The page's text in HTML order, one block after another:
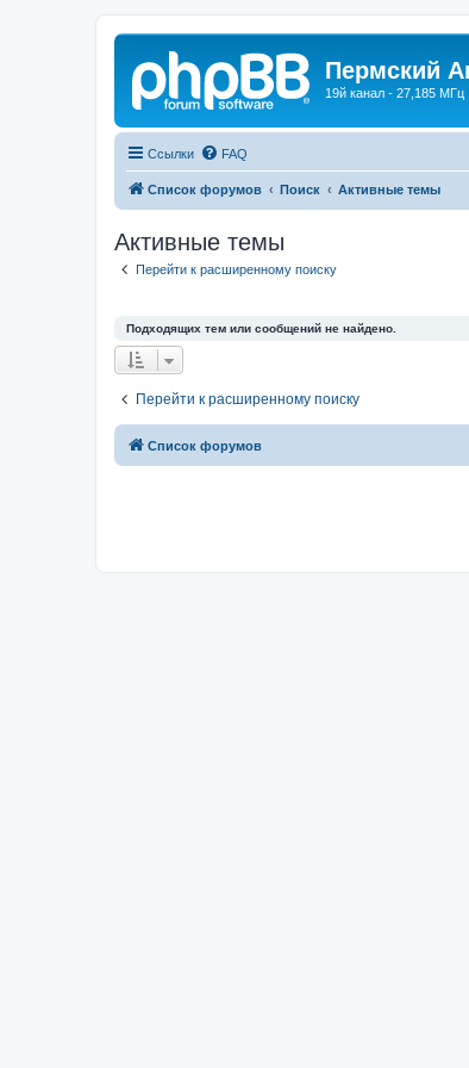
Пермский
19й канал - 27,185 МГц
Ссылки FAQ
Список форумов Поиск Активные темы
Активные темы
Перейти к расширенному поиску
Подходящих тем или сообщений не найдено.
Перейти к расширенному поиску
Список форумов